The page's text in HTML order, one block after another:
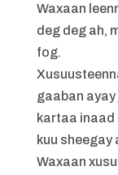
Waxaan
deg deg ah,
fog.
gaaban
kartaa inaad
kuu sheegay
Waxaan